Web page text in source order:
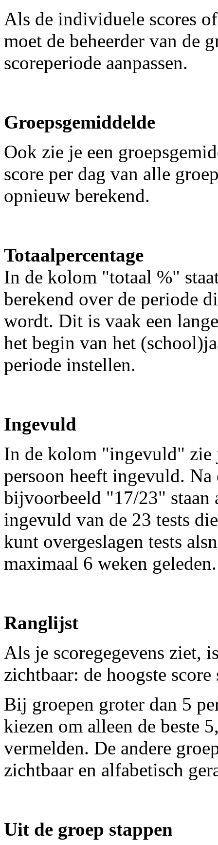
Als de individuele scores
moet de beheerder van de
scoreperiode aanpassen.
Groepsgemiddelde
Ook zie je een
score per dag van alle
opnieuw berekend.
Totaalpercentage
In de kolom "totaal %"
berekend over de periode
wordt. Dit is vaak een
het begin van het
periode instellen.
Ingevuld
In de kolom "ingevuld" zie
persoon heeft ingevuld. Na
bijvoorbeeld "17/23" staan
ingevuld van de 23 tests
kunt overgeslagen tests
maximaal 6 weken geleden.
Ranglijst
Als je scoregegevens ziet,
zichtbaar: de hoogste score
Bij groepen groter dan 5
kiezen om alleen de beste
vermelden. De andere
zichtbaar en alfabetisch
Uit de groep stappen